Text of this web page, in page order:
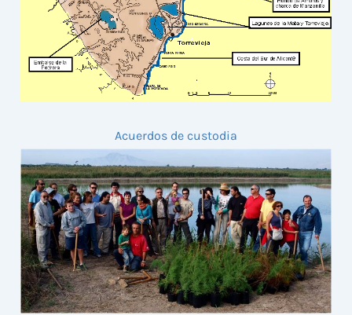
Acuerdos de custodia